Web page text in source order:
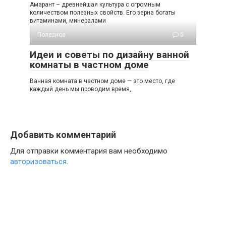
Амарант – древнейшая культура с огромным
количеством полезных свойств. Его зерна богаты
витаминами, минералами
Полезное
0
Идеи и советы по дизайну ванной
комнаты в частном доме
Ванная комната в частном доме — это место, где
каждый день мы проводим время,
Добавить комментарий
Для отправки комментария вам необходимо
авторизоваться.